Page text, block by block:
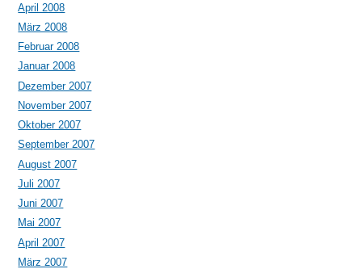
April 2008
März 2008
Februar 2008
Januar 2008
Dezember 2007
November 2007
Oktober 2007
September 2007
August 2007
Juli 2007
Juni 2007
Mai 2007
April 2007
März 2007